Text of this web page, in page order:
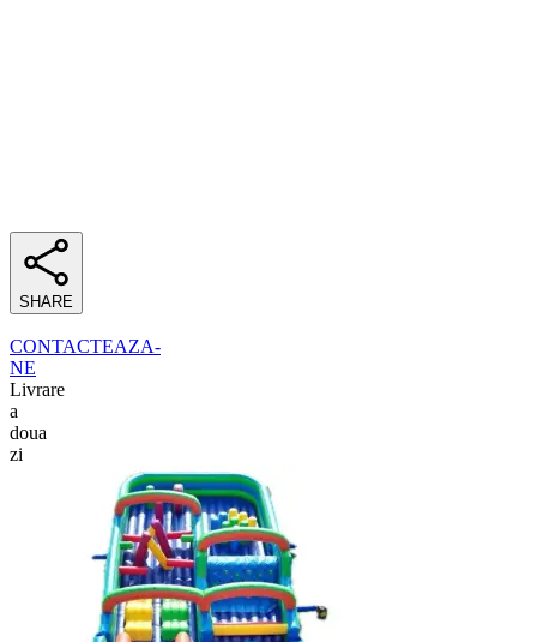
SHARE
CONTACTEAZA-
NE
Livrare
a
doua
zi